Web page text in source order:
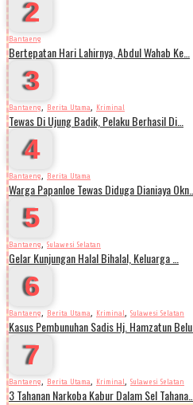
2
Bantaeng
Bertepatan Hari Lahirnya, Abdul Wahab Ke…
3
Bantaeng, Berita Utama, Kriminal
Tewas Di Ujung Badik, Pelaku Berhasil Di…
4
Bantaeng, Berita Utama
Warga Papanloe Tewas Diduga Dianiaya Okn…
5
Bantaeng, Sulawesi Selatan
Gelar Kunjungan Halal Bihalal, Keluarga …
6
Bantaeng, Berita Utama, Kriminal, Sulawesi Selatan
Kasus Pembunuhan Sadis Hj. Hamzatun Belu…
7
Bantaeng, Berita Utama, Kriminal, Sulawesi Selatan
3 Tahanan Narkoba Kabur Dalam Sel Tahana…